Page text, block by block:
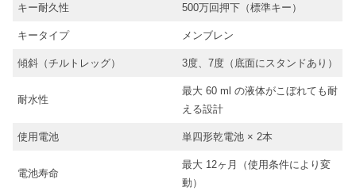
キー耐久性 500万回押下（標準キー）
キータイプ メンブレン
傾斜（チルトレッグ） 3度、7度（底面にスタンドあり）
耐水性
最大 60 ml の液体がこぼれても耐
える設計
使用電池 単四形乾電池 × 2本
電池寿命
最大 12ヶ月（使用条件により変
動）